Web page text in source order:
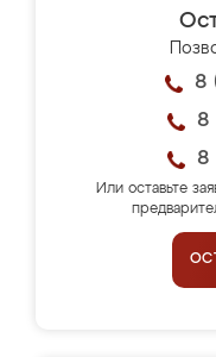
8
8
8
Или оставьте